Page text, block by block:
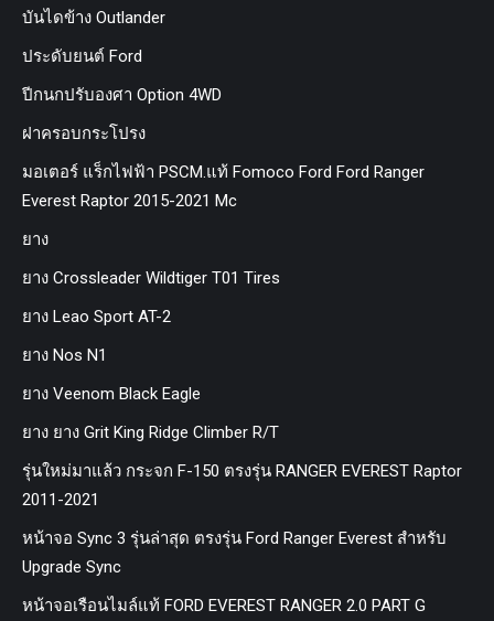
บันไดข้าง Outlander
ประดับยนต์ Ford
ปีกนกปรับองศา Option 4WD
ฝาครอบกระโปรง
มอเตอร์ แร็กไฟฟ้า PSCM.แท้ Fomoco Ford Ford Ranger
Everest Raptor 2015-2021 Mc
ยาง
ยาง Crossleader Wildtiger T01 Tires
ยาง Leao Sport AT-2
ยาง Nos N1
ยาง Veenom Black Eagle
ยาง ยาง Grit King Ridge Climber R/T
รุ่นใหม่มาแล้ว กระจก F-150 ตรงรุ่น RANGER EVEREST Raptor
2011-2021
หน้าจอ Sync 3 รุ่นล่าสุด ตรงรุ่น Ford Ranger Everest สำหรับ
Upgrade Sync
หน้าจอเรือนไมล์แท้ FORD EVEREST RANGER 2.0 PART G